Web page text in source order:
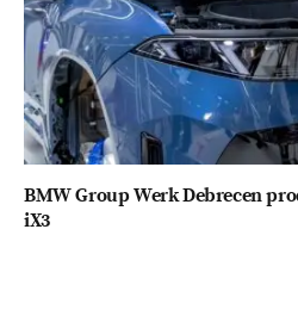
BMW Group Werk Debrecen
iX3